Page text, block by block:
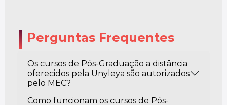
Perguntas Frequentes
Os cursos de Pós-Graduação a distância
oferecidos pela Unyleya são autorizados
pelo MEC?
Como funcionam os cursos de Pós-